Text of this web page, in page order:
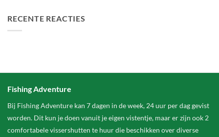
RECENTE REACTIES
Fishing Adventure
Bij Fishing Adventure kan 7 dagen in de week, 24 uur per dag gevist
worden. Dit kun je doen vanuit je eigen vistentje, maar er zijn ook 2
comfortabele vissershutten te huur die beschikken over diverse